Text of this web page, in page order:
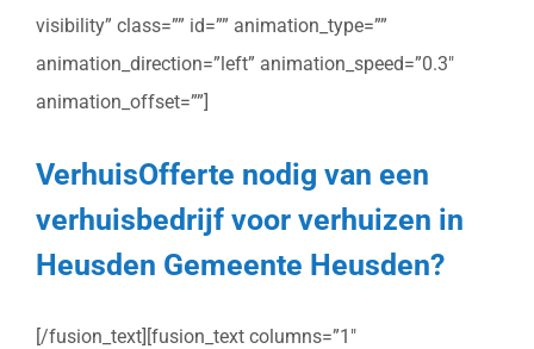
visibility” class=”” id=”” animation_type=””
animation_direction=”left” animation_speed=”0.3″
animation_offset=””]
VerhuisOfferte nodig van een
verhuisbedrijf voor verhuizen in
Heusden Gemeente Heusden?
[/fusion_text][fusion_text columns=”1″